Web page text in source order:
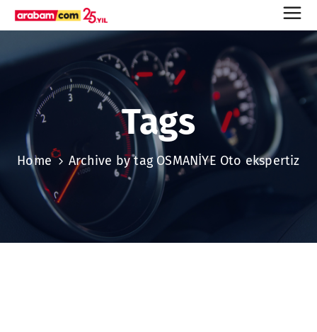
Tags
Home Archive by tag OSMANİYE Oto ekspertiz